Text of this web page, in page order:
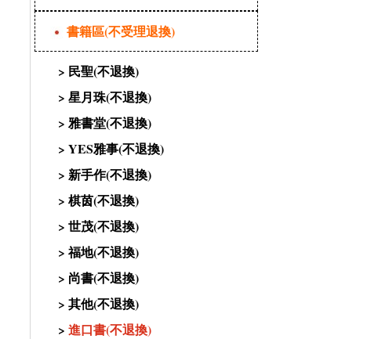
書籍區(不受理退換)
> 民聖(不退換)
> 星月珠(不退換)
> 雅書堂(不退換)
> YES雅事(不退換)
> 新手作(不退換)
> 棋茵(不退換)
> 世茂(不退換)
>福地(不退換)
> 尚書(不退換)
> 其他(不退換)
> 進口書(不退換)